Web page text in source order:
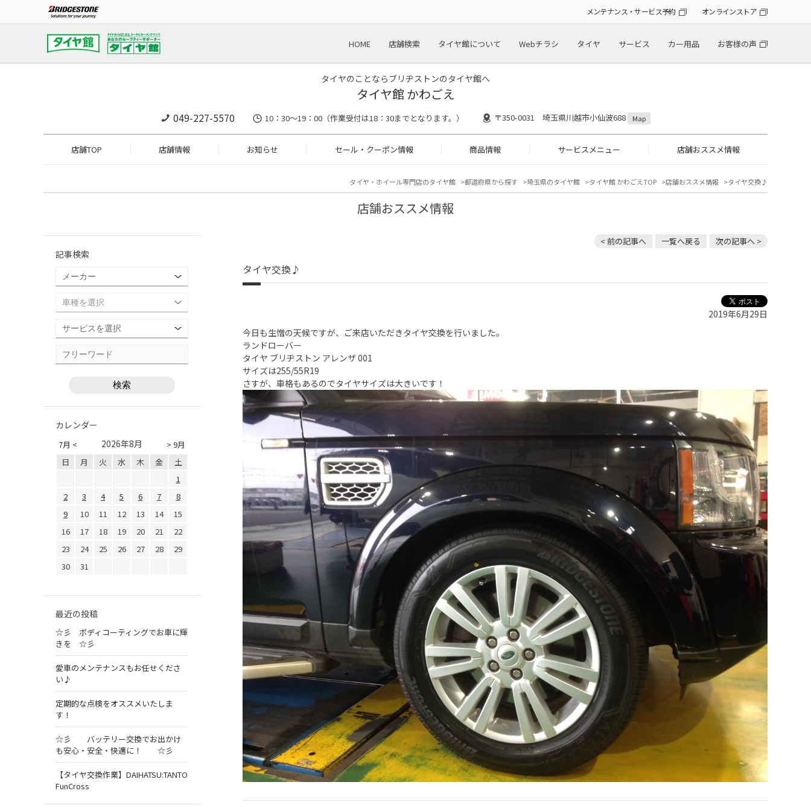
メンテナンス・サービス予約 オンラインストア
HOME 店舗検索 タイヤ館について Webチラシ タイヤ サービス カー用品 お客様の声
タイヤのことならブリヂストンのタイヤ館へ
タイヤ館 かわごえ
049-227-5570 10：30～19：00（作業受付は18：30までとなります。） 〒350-0031 埼玉県川越市小仙波688 Map
店舗TOP 店舗情報 お知らせ セール・クーポン情報 商品情報 サービスメニュー 店舗おススメ情報
タイヤ・ホイール専門店のタイヤ館 都道府県から探す 埼玉県のタイヤ館 タイヤ館 かわごえTOP 店舗おススメ情報 タイヤ交換♪
店舗おススメ情報
< 前の記事へ 一覧へ戻る 次の記事へ >
タイヤ交換♪
2019年6月29日
今日も生憎の天候ですが、ご来店いただきタイヤ交換を行いました。
ランドローバー
タイヤ ブリヂストン アレンザ 001
サイズは255/55R19
さすが、車格もあるのでタイヤサイズは大きいです！
記事検索
カレンダー
7月 < > 9月
2026年8月
日 月 火 水 木 金
土
1
2
3 4 5 6 7
8
9
10 11 12 13 14
15
16
17 18 19 20 21
22
23
24 25 26 27 28
29
30
31
最近の投稿
☆彡 ボディコーティングでお車に輝
きを ☆彡
愛車のメンテナンスもお任せくださ
い♪
定期的な点検をオススメいたしま
す！
☆彡 バッテリー交換でお出かけ
も安心・安全・快適に！ ☆彡
【タイヤ交換作業】DAIHATSU:TANTO
FunCross